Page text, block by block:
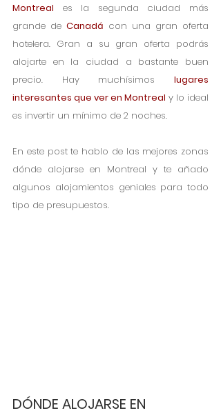
Montreal es la segunda ciudad más
grande de Canadá con una gran oferta
hotelera. Gran a su gran oferta podrás
alojarte en la ciudad a bastante buen
precio. Hay muchísimos lugares
interesantes que ver en Montreal y lo ideal
es invertir un mínimo de 2 noches.
En este post te hablo de las mejores zonas
dónde alojarse en Montreal y te añado
algunos alojamientos geniales para todo
tipo de presupuestos.
DÓNDE ALOJARSE EN